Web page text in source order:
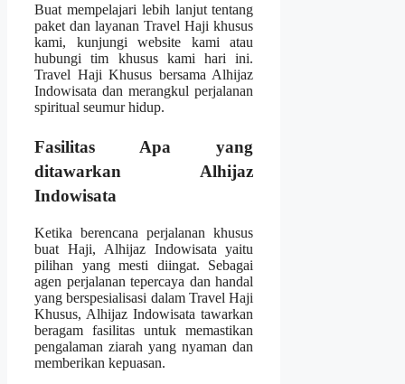
Buat mempelajari lebih lanjut tentang
paket dan layanan Travel Haji khusus
kami, kunjungi website kami atau
hubungi tim khusus kami hari ini.
Travel Haji Khusus bersama Alhijaz
Indowisata dan merangkul perjalanan
spiritual seumur hidup.
Fasilitas Apa yang
ditawarkan Alhijaz
Indowisata
Ketika berencana perjalanan khusus
buat Haji, Alhijaz Indowisata yaitu
pilihan yang mesti diingat. Sebagai
agen perjalanan tepercaya dan handal
yang berspesialisasi dalam Travel Haji
Khusus, Alhijaz Indowisata tawarkan
beragam fasilitas untuk memastikan
pengalaman ziarah yang nyaman dan
memberikan kepuasan.